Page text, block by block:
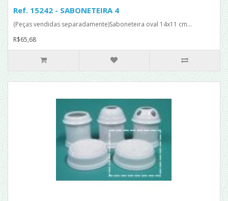
Ref. 15242 - SABONETEIRA 4
(Peças vendidas separadamente)Saboneteira oval 14x11 cm...
R$65,68